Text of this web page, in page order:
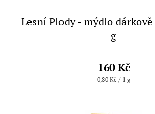
Lesní Plody - mýdlo dárkově
g
160 Kč
0,80 Kč / 1 g